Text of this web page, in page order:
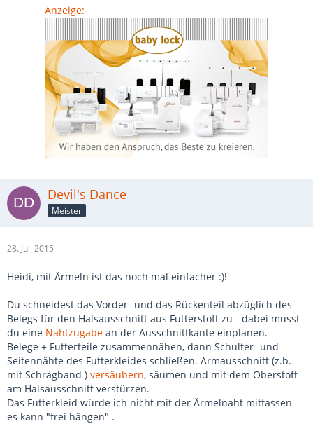
Anzeige:
Devil's Dance
Meister
28. Juli 2015
Heidi, mit Ärmeln ist das noch mal einfacher :)!
Du schneidest das Vorder- und das Rückenteil abzüglich des
Belegs für den Halsausschnitt aus Futterstoff zu - dabei musst
du eine Nahtzugabe an der Ausschnittkante einplanen.
Belege + Futterteile zusammennähen, dann Schulter- und
Seitennähte des Futterkleides schließen. Armausschnitt (z.b.
mit Schrägband ) versäubern, säumen und mit dem Oberstoff
am Halsausschnitt verstürzen.
Das Futterkleid würde ich nicht mit der Ärmelnaht mitfassen -
es kann "frei hängen" .